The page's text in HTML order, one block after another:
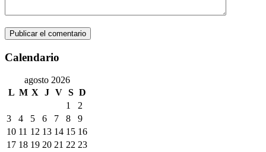
Calendario
agosto 2026
L M X J V S D
1
2
3
4 5 6 7 8
9
10 11 12 13 14 15 16
17 18 19 20 21 22 23